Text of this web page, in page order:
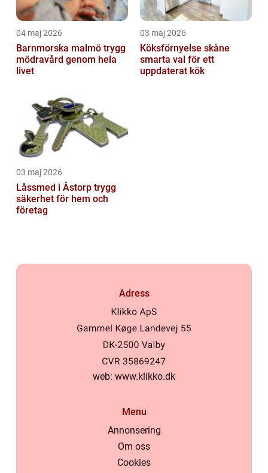
04 maj 2026
Barnmorska malmö trygg
mödravård genom hela
livet
03 maj 2026
Köksförnyelse skåne
smarta val för ett
uppdaterat kök
03 maj 2026
Låssmed i Åstorp trygg
säkerhet för hem och
företag
Adress
web: www.klikko.dk
Menu
Annonsering
Om oss
Cookies